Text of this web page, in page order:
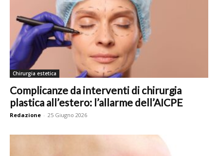
Chirurgia estetica
Complicanze da interventi di chirurgia
plastica all’estero: l’allarme dell’AICPE
Redazione - 25 Giugno 2026